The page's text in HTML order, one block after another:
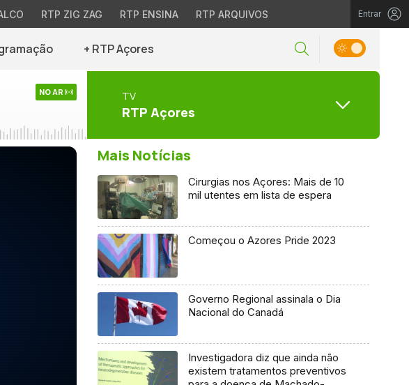
RTP ZIG ZAG RTP ENSINA RTP ARQUIVOS Entrar
+ RTP Açores
NO AR TV
RTP Açores
Mais Notícias
Cirurgias nos Açores: Mais de 10
mil utentes em lista de espera
Começou o Azores Pride 2023
Governo Regional assinala o Dia
Nacional do Canadá
Investigadora diz que ainda não
existem tratamentos preventivos